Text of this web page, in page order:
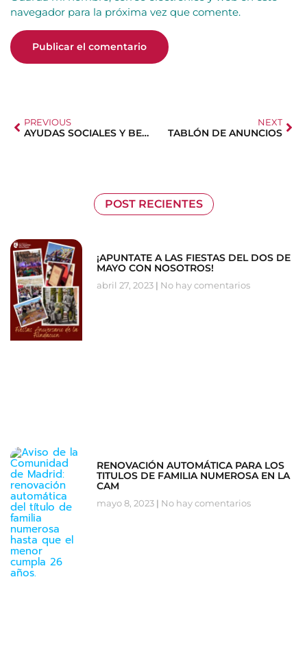
navegador para la próxima vez que comente.
PREVIOUS
AYUDAS SOCIALES Y BECAS
NEXT
TABLÓN DE ANUNCIOS
POST RECIENTES
¡APUNTATE A LAS FIESTAS DEL DOS DE
MAYO CON NOSOTROS!
abril 27, 2023 No hay comentarios
RENOVACIÓN AUTOMÁTICA PARA LOS
TITULOS DE FAMILIA NUMEROSA EN LA
CAM
mayo 8, 2023 No hay comentarios